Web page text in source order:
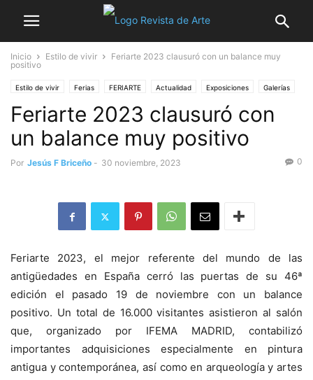
Inicio Estilo de vivir
Feriarte 2023 clausuró con un balance muy
positivo
Estilo de vivir Ferias FERIARTE Actualidad Exposiciones Galerías
Madrid Noticia destacada Turismo
Feriarte 2023 clausuró con
un balance muy positivo
Por Jesús F Briceño - 30 noviembre, 2023 0
Feriarte 2023, el mejor referente del mundo de las
antigüedades en España cerró las puertas de su 46ª
edición el pasado 19 de noviembre con un balance
positivo. Un total de 16.000 visitantes asistieron al salón
que, organizado por IFEMA MADRID, contabilizó
importantes adquisiciones especialmente en pintura
antigua y contemporánea, así como en arqueología y artes